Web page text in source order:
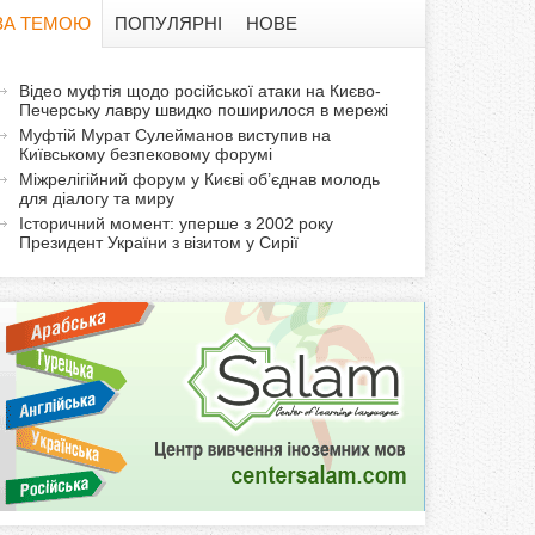
а
ф
о
р
м
а
ТЕМОЮ
т
ПОПУЛЯРНІ НОВЕ
Відео муфтія щодо російської атаки на Києво-
Печерську лавру швидко поширилося в мережі
Муфтій Мурат Сулейманов виступив на
Київському безпековому форумі
Міжрелігійний форум у Києві об’єднав молодь
для діалогу та миру
Історичний момент: уперше з 2002 року
Президент України з візитом у Сирії